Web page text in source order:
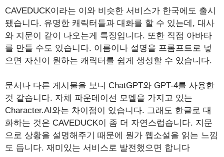
CAVEDUCK이라는 이와 비슷한 서비스가 한국에도 출시
됐습니다. 유명한 캐릭터들과 대화를 할 수 있는데, 대사
와 지문이 같이 나오는게 특징입니다. 또한 직접 아바타
를 만들 수도 있습니다. 이름이나 설명을 프롬프트로 넣
으면 자신이 원하는 캐릭터를 쉽게 생성할 수 있습니다.
문서나 다른 게시물을 보니 ChatGPT와 GPT-4를 사용한
것 같습니다. 자체 파운데이션 모델을 가지고 있는
Character.AI와는 차이점이 있습니다. 그래도 한글로 대
화하는 것은 CAVEDUCK이 좀 더 자연스럽습니다. 지문
으로 상황을 설명해주기 때문에 뭔가 웹소설을 읽는 느낌
도 듭니다. 재미있는 서비스로 발전했으면 합니다